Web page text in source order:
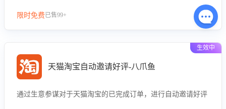
限时免费已售99+
生效中
天猫淘宝自动邀请好评-八爪鱼
通过生意参谋对于天猫淘宝的已完成订单，进行自动邀请好评